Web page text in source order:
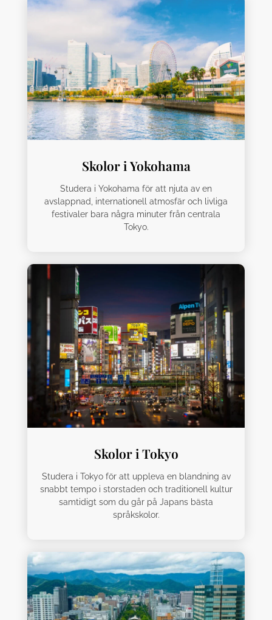
Skolor i Yokohama
Studera i Yokohama för att njuta av en
avslappnad, internationell atmosfär och livliga
festivaler bara några minuter från centrala
Tokyo.
Skolor i Tokyo
Studera i Tokyo för att uppleva en blandning av
snabbt tempo i storstaden och traditionell kultur
samtidigt som du går på Japans bästa
språkskolor.